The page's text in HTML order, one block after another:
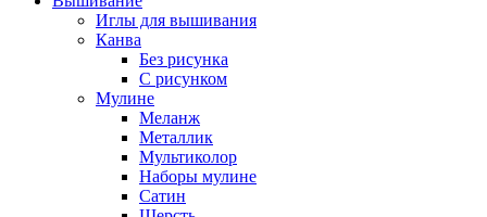
Иглы для вышивания
Канва
Без рисунка
С рисунком
Мулине
Меланж
Металлик
Мультиколор
Наборы мулине
Сатин